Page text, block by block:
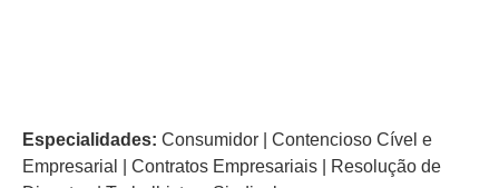
Especialidades: Consumidor | Contencioso Cível e
Empresarial | Contratos Empresariais | Resolução de